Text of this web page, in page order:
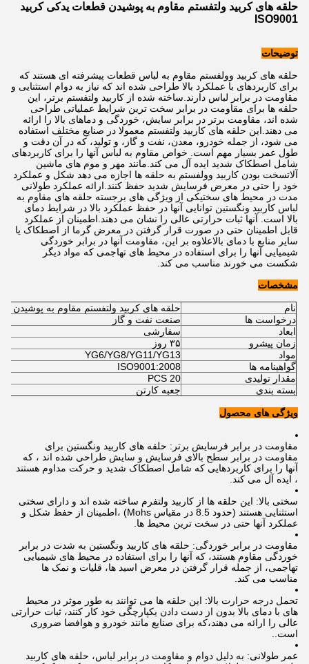
حلقه های کربید ولتفستم مقاوم به پوشیدن قطعات یدکی کربید
ISO9001
توضیحات
حلقه های کربید وولفستم مقاوم به لباس قطعات پیشرفته ای هستند که
برای کاربردهای با عملکرد بالا طراحی شده اند که نیاز به دوام استثنایی و
مقاومت در برابر لباس دارند.ساخته شده از کاربید ولتفستم برتر، این
حلقه ها برای مقاومت در برابر سخت ترین شرایط عملیاتی طراحی
شده اند، مقاومت برتر در برابر سایش، خوردگی و دماهای بالا را ارائه
می دهند.این حلقه های کاربید ولتفستم معمولا در صنایع مختلف استفاده
می شود، از جمله خودرو، معدن، نفت و گاز، و تولید، که در آن دقت و
طول عمر بسیار مهم است. خواص مقاوم به لباس آنها را برای کاربردهای
شامل اصطکاک شدید ایده آل می کند.مانند مهر و موم های ماشین
آلاتسخت بودن کاربید وولفستم به حلقه ها اجازه می دهد شکل و عملکرد
خود را حتی در معرض فرسایش شدید حفظ کنند.ارائه عملکرد طولانی
مدت در محیط های سختیکی از ویژگی های برجسته حلقه های مقاوم به
لباس کاربید ونگستین توانایی آنها در حفظ عملکرد بالا در شرایط دمای
بالا است. آنها ثبات حرارتی عالی را نشان می دهند.اطمینان از عملکرد
قابل اطمینان حتی در صورت قرار گرفتن در معرض گرما از اصطکاک یا
سایر منابع با دمای بالاعلاوه بر این، مقاومت آنها در برابر خوردگی
شیمیایی آنها را برای استفاده در محیط های تهاجمی که مواد دیگر
شکست می خورند مناسب می کند.
مشخصات
نام
حلقه های کربید ولتفستم مقاوم به پوشیدن
درخواست ها
صنعت نفت و گاز
ابعاد
سفارشی
زمان پیشرو
۳۵ روز
مواد
YG6/YG8/YG11/YG13
گواهینامه ها
ISO9001:2008
مقدار تولیدی
20 PCS
بسته بندی
جعبه کارتن
ویژگی های محصول
مقاومت در برابر فرسایش برتر: حلقه های کاربید ونگستین برای
مقاومت در برابر سطح بالای فرسایش و سایش طراحی شده اند ، که
آنها را برای کاربردهایی که شامل اصطکاک شدید و حرکت مداوم هستند
، ایده آل می کند.
سختی بالا: این حلقه ها از کاربید ولتفرم ساخته شده اند و دارای سختی
استثنایی هستند (حدود 8.5 در مقیاس Mohs) ،اطمینان از حفظ شکل و
عملکرد آنها حتی در سخت ترین محیط ها.
مقاومت در برابر خوردگی: حلقه های کاربید ونگستین به شدت در برابر
خوردگی مقاوم هستند، که آنها را برای استفاده در محیط های شیمیایی
تهاجمی، از جمله قرار گرفتن در معرض اسید ها، قلیات و نمک ها
مناسب می کند.
تحمل درجه حرارت بالا: این حلقه ها می توانند به طور موثر در محیط
های با دمای بالا بدون از دست دادن یکپارچگی خود کار کنند، ثبات حرارتی
عالی را ارائه می دهند،که برای صنایع مانند خودرو و هوافضا ضروری
است..
عمر طولانی: به دلیل دوام و مقاومت در برابر لباس، حلقه های کاربید